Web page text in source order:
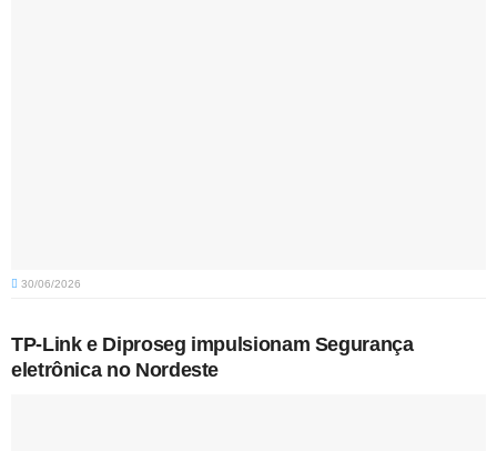
30/06/2026
TP-Link e Diproseg impulsionam Segurança
eletrônica no Nordeste